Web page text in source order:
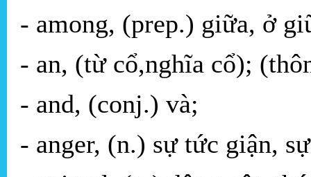
- among, (prep.) giữa, ở
- an, (từ cổ,nghĩa cổ);
- and, (conj.) và;
- anger, (n.) sự tức giận,